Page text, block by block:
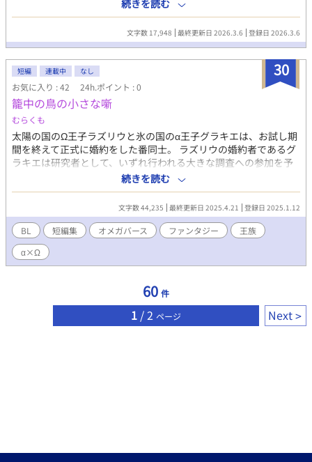
む要素→ 本能もりもり魔物系人魚×ツンデレ研究者のじわじわ
にじり寄りストーリー。 腹ボコ、ファンタジーエロ、人体改
造、強姦未遂、捕食、カントボーイ、ハッピーエンド。
続きを読む
文字数 17,948 最終更新日 2026.3.6 登録日 2026.3.6
30
短編 連載中 なし
お気に入り : 42 24h.ポイント : 0
籠中の鳥の小さな噺
むらくも
太陽の国のΩ王子ラズリウと氷の国のα王子グラキエは、お試し期
間を終えて正式に婚約をした番同士。 ラズリウの婚約者であるグ
ラキエは研究者として、いずれ行われる大きな調査への参加を予
定していた。 婚約者と同じ調査へ参加するべく、勉強を続けるラ
ズリウだけれど…… もっともっと、側に在りたい。 一緒に居たい
α王子×離れたくないΩ王子 互いに夢中な二人のゆるあまBL短編
集。 ※「籠中の鳥と陽色の君
（https://www.alphapolis.co.jp/novel/974250182/162917908）」
後のお話です
続きを読む
文字数 44,235 最終更新日 2025.4.21 登録日 2025.1.12
BL 短編集 オメガバース ファンタジー
王族
α×Ω
60 件
1 / 2 ページ Next